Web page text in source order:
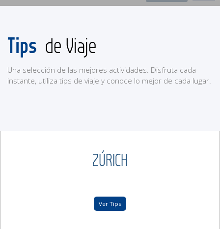
Tips de Viaje
Una selección de las mejores actividades. Disfruta cada
instante, utiliza tips de viaje y conoce lo mejor de cada lugar.
ZÚRICH
Ver Tips